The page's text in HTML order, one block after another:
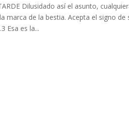
Dilusidado así el asunto,
marca de la bestia. Acepta el signo
Esa es la...